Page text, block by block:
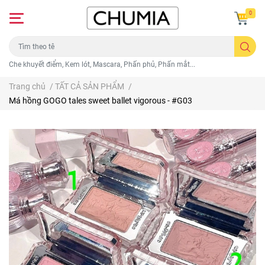
Che khuyết điểm, Kem lót, Mascara, Phấn phủ, Phấn mắt...
0
Trang chủ / TẤT CẢ SẢN PHẨM /
Má hồng GOGO tales sweet ballet vigorous - #G03